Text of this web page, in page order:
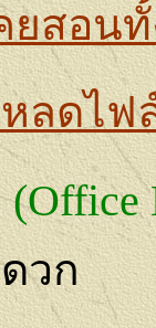
ยสอน
ลดไฟ
(Office
วก